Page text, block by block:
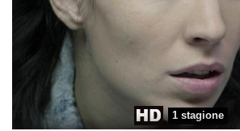
1 stagione